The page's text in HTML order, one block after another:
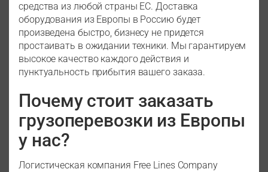
средства из любой страны ЕС. Доставка
оборудования из Европы в Россию будет
произведена быстро, бизнесу не придется
простаивать в ожидании техники. Мы гарантируем
высокое качество каждого действия и
пунктуальность прибытия вашего заказа.
Почему стоит заказать
грузоперевозки из Европы
у нас?
Логистическая компания Free Lines Company